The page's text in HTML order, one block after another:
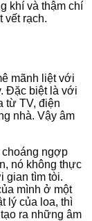
khí và thậm chí
vết rạch.
mãnh liệt với
Đặc biệt là với
từ TV, điện
nhà. Vậy âm
choáng ngợp
nó không thực
gian tìm tòi.
mình ở một
lý của loa, thì
ra những âm